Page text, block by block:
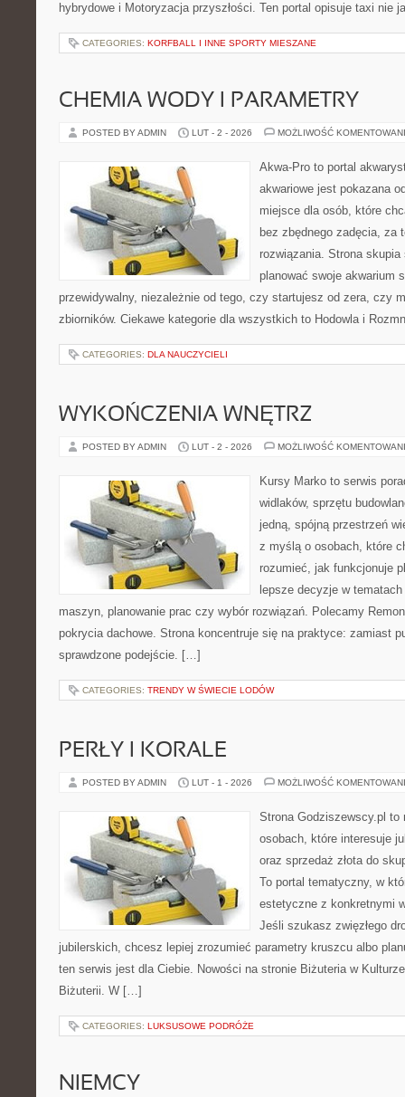
hybrydowe i Motoryzacja przyszłości. Ten portal opisuje taxi nie
CATEGORIES: KORFBALL I INNE SPORTY MIESZANE
CHEMIA WODY I PARAMETRY
POSTED BY ADMIN LUT - 2 - 2026 MOŻLIWOŚĆ
Akwa-Pro to portal
akwariowe jest pokazana
miejsce dla osób, które
bez zbędnego zadęcia, za
rozwiązania. Strona
planować swoje akwarium
przewidywalny, niezależnie od tego, czy startujesz od zera, czy
zbiorników. Ciekawe kategorie dla wszystkich to Hodowla i
CATEGORIES: DLA NAUCZYCIELI
WYKOŃCZENIA WNĘTRZ
POSTED BY ADMIN LUT - 2 - 2026 MOŻLIWOŚĆ
Kursy Marko to serwis
widlaków, sprzętu
jedną, spójną przestrzeń
z myślą o osobach, które
rozumieć, jak funkcjonuje
lepsze decyzje w
maszyn, planowanie prac czy wybór rozwiązań. Polecamy
pokrycia dachowe. Strona koncentruje się na praktyce: zamiast
sprawdzone podejście. […]
CATEGORIES: TRENDY W ŚWIECIE LODÓW
PERŁY I KORALE
POSTED BY ADMIN LUT - 1 - 2026 MOŻLIWOŚĆ
Strona Godziszewscy.pl
osobach, które interesuje
oraz sprzedaż złota do
To portal tematyczny, w
estetyczne z konkretnymi
Jeśli szukasz zwięzłego
jubilerskich, chcesz lepiej zrozumieć parametry kruszcu albo
ten serwis jest dla Ciebie. Nowości na stronie Biżuteria w
Biżuterii. W […]
CATEGORIES: LUKSUSOWE PODRÓŻE
NIEMCY